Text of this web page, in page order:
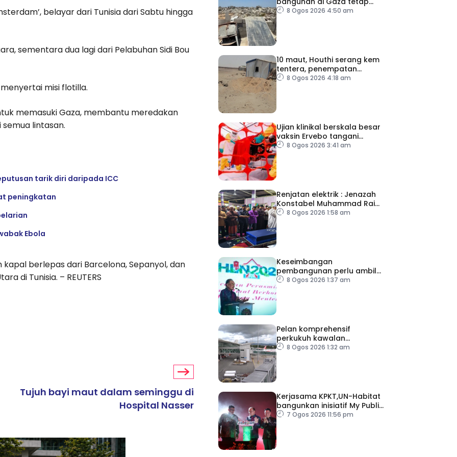
belayar dari Tunisia dari Sabtu hingga
sementara dua lagi dari Pelabuhan Sidi Bou
misi flotilla.
memasuki Gaza, membantu meredakan
lintasan.
tarik diri daripada ICC
peningkatan
Ebola
berlepas dari Barcelona, ​​Sepanyol, dan
di Tunisia. – REUTERS
Tujuh bayi maut dalam seminggu di
Hospital Nasser
catat peningkatan
8 Ogos 2026 4:50 am
10 maut, Houthi serang kem
tentera, penempatan
pelarian
8 Ogos 2026 4:18 am
Ujian klinikal berskala besar
vaksin Ervebo tangani
wabak Ebola
8 Ogos 2026 3:41 am
Renjatan elektrik : Jenazah
Konstabel Muhammad Raimi
selamat dikebumikan
8 Ogos 2026 1:58 am
Keseimbangan
pembangunan perlu ambil
kira lokasi tumpuan
8 Ogos 2026 1:37 am
Pelan komprehensif
perkukuh kawalan
keselamatan di semua
8 Ogos 2026 1:32 am
Kerjasama KPKT,UN-Habitat
bangunkan inisiatif My Public
Space7 Ogos 2026 11:56 pm